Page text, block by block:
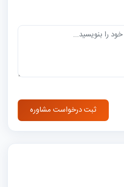
ثبت درخواست مشاوره